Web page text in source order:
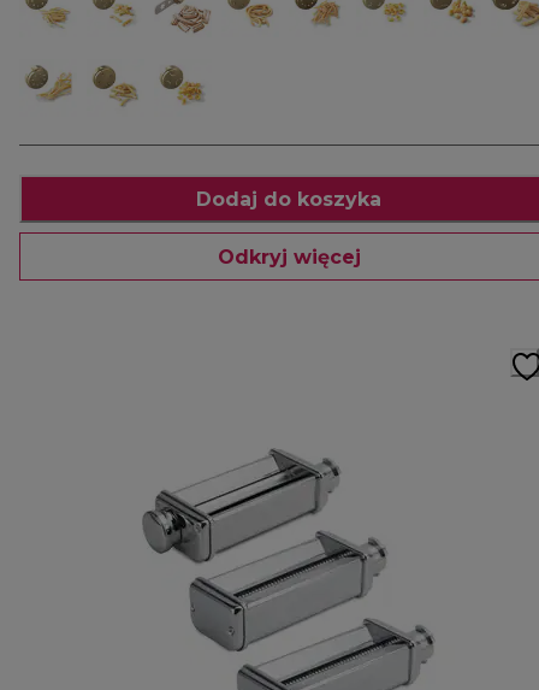
Dodaj do koszyka
Odkryj więcej